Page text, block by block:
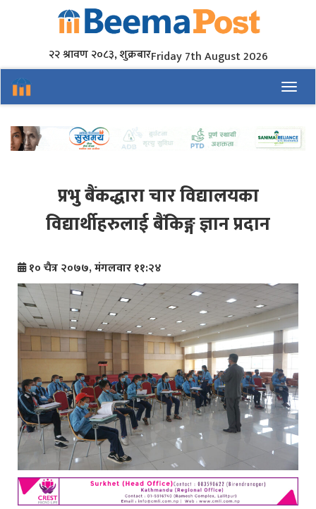
२२ श्रावण २०८३, शुक्रबारFriday 7th August 2026
प्रभु बैंकद्धारा चार विद्यालयका
विद्यार्थीहरुलाई बैंकिङ्ग ज्ञान प्रदान
१० चैत्र २०७७, मंगलवार ११:२४